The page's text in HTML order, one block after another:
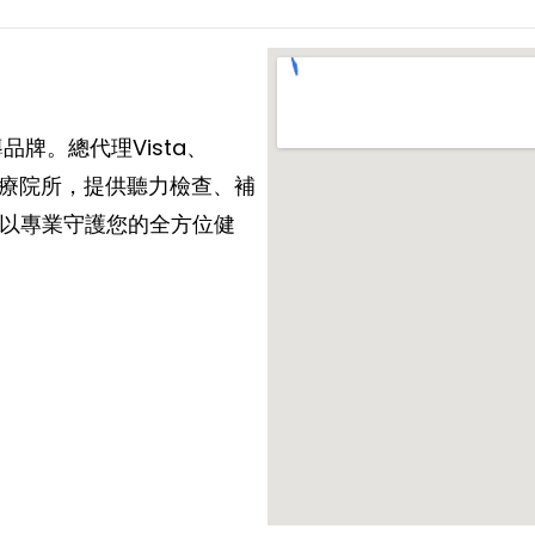
牌。總代理Vista、
院所，提供聽力檢查、補
專業守護您的全方位健